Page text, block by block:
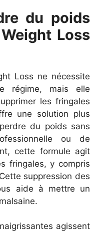
du poids
Loss
Loss ne nécessite
régime, mais elle
les fringales
une solution plus
du poids sans
ou de
cette formule agit
fringales, y compris
suppression des
aide à mettre un
agissent